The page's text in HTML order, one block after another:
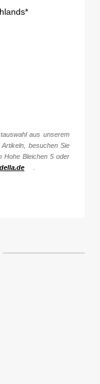
aus unserem
besuchen Sie
Hohe Bleichen 5 oder